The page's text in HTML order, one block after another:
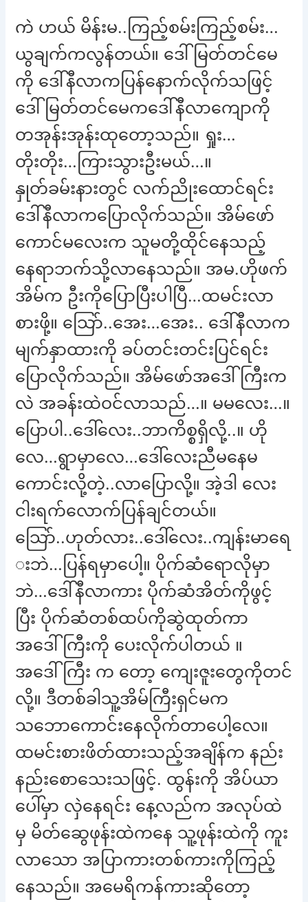
ကဲ ဟယ် မိန်းမ..ကြည့်စမ်းကြည့်စမ်း…
ယွချက်ကလွန်တယ်။ ဒေါ်မြတ်တင်မေ
ကို ဒေါ်နီလာကပြန်နောက်လိုက်သဖြင့်
ဒေါ်မြတ်တင်မေကဒေါ်နီလာကျောကို
တအုန်းအုန်းထုတော့သည်။ ရှုး…
တိုးတိုး…ကြားသွားဦးမယ်…။
နှုတ်ခမ်းနားတွင် လက်ညိုးထောင်ရင်း
ဒေါ်နီလာကပြောလိုက်သည်။ အိမ်ဖော်
ကောင်မလေးက သူမတို့ထိုင်နေသည့်
နေရာဘက်သို့လာနေသည်။ အမ.ဟိုဖက်
အိမ်က ဦးကိုပြောပြီးပါပြီ…ထမင်းလာ
စားဖို့။ သြော်..အေး…အေး.. ဒေါ်နီလာက
မျက်နှာထားကို ခပ်တင်းတင်းပြင်ရင်း
ပြောလိုက်သည်။ အိမ်ဖော်အဒေါ်ကြီးက
လဲ အခန်းထဲဝင်လာသည်…။ မမလေး…။
ပြောပါ..ဒေါ်လေး..ဘာကိစ္စရှိလို့..။ ဟို
လေ…ရွာမှာလေ…ဒေါ်လေးညီမနေမ
ကောင်းလို့တဲ့..လာပြောလို့။ အဲ့ဒါ လေး
ငါးရက်လောက်ပြန်ချင်တယ်။
သြော်..ဟုတ်လား..ဒေါ်လေး..ကျန်းမာရေ
းဘဲ…ပြန်ရမှာပေါ့။ ပိုက်ဆံရောလိုမှာ
ဘဲ…ဒေါ်နီလာကား ပိုက်ဆံအိတ်ကိုဖွင့်
ပြီး ပိုက်ဆံတစ်ထပ်ကိုဆွဲထုတ်ကာ
အဒေါ်ကြီးကို ပေးလိုက်ပါတယ် ။
အဒေါ်ကြီး က တော့ ကျေးဇူးတွေကိုတင်
လို့။ ဒီတစ်ခါသူ့အိမ်ကြီးရှင်မက
သဘောကောင်းနေလိုက်တာပေါ့လေ။
ထမင်းစားဖိတ်ထားသည့်အချိန်က နည်း
နည်းစောသေးသဖြင့်. ထွန်းကို အိပ်ယာ
ပေါ်မှာ လှဲနေရင်း နေ့လည်က အလုပ်ထဲ
မှ မိတ်ဆွေဖုန်းထဲကနေ သူ့ဖုန်းထဲကို ကူး
လာသော အပြာကားတစ်ကားကိုကြည့်
နေသည်။ အမေရိကန်ကားဆိုတော့